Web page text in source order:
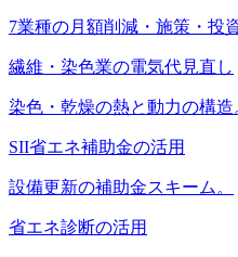
7業種の月額削減・施策・投
繊維・染色業の電気代見直し
染色・乾燥の熱と動力の構造
SII省エネ補助金の活用
設備更新の補助金スキーム。
省エネ診断の活用